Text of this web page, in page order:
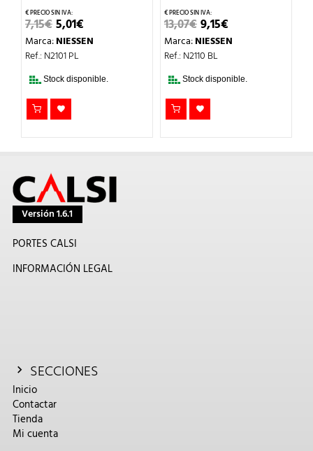
7,15€EL
PRECIO
ORIGINAL
ERA:
5,01€PRECIO
ACTUAL
Marca:NIESSEN
Ref.: N2101 PL
Stock disponible.
13,07€EL
PRECIO
ORIGINAL
ERA:
9,15€PRECIO
ACTUAL
Marca:NIESSEN
Ref.: N2110 BL
Stock disponible.
Versión 1.6.1
PORTES CALSI
INFORMACIÓN LEGAL
SECCIONES
Inicio
Contactar
Tienda
Mi cuenta